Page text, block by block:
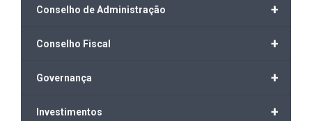
+
Conselho de Administração
+
Conselho Fiscal
+
Governança
+
Investimentos